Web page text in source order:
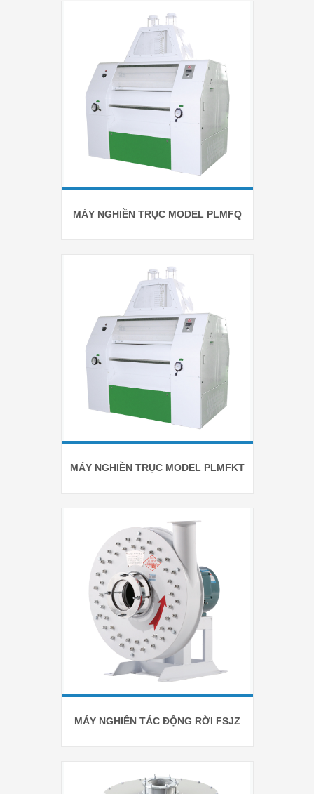
MÁY NGHIỀN TRỤC MODEL PLMFQ
MÁY NGHIỀN TRỤC MODEL PLMFKT
MÁY NGHIỀN TÁC ĐỘNG RỜI FSJZ